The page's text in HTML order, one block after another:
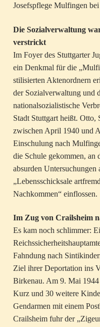
Josefspflege Mulfingen
Die Sozialverwaltung
verstrickt
Im Foyer des Stuttgarter
ein Denkmal für die
stilisierten Aktenordnern
der Sozialverwaltung und
nationalsozialistische
Stadt Stuttgart heißt.
zwischen April 1940 und
Einschulung nach
die Schule gekommen, an
absurden
„Lebensschicksale
Nachkommen“ einflossen.
Im Zug von Crailsheim
Es kam noch schlimmer:
Fahndung nach
Ziel ihrer Deportation ins
Birkenau. Am 9. Mai
Kurz und 30 weitere
Gendarmen mit einem
Crailsheim fuhr der